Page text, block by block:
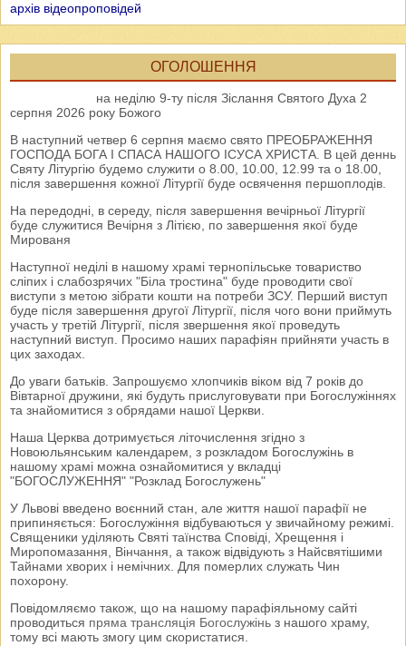
архів відеопроповідей
ОГОЛОШЕННЯ
на неділю 9-ту після Зіслання Святого Духа 2
серпня 2026 року Божого
В наступний четвер 6 серпня маємо свято ПРЕОБРАЖЕННЯ
ГОСПОДА БОГА І СПАСА НАШОГО ІСУСА ХРИСТА. В цей деннь
Святу Літургію будемо служити о 8.00, 10.00, 12.99 та о 18.00,
після завершення кожної Літургії буде освячення першоплодів.
На передодні, в середу, після завершення вечірньої Літургії
буде служитися Вечірня з Літією, по завершення якої буде
Мированя
Наступної неділі в нашому храмі тернопільське товариство
сліпих і слабозрячих "Біла тростина" буде проводити свої
виступи з метою зібрати кошти на потреби ЗСУ. Перший виступ
буде після завершення другої Літургії, після чого вони приймуть
участь у третій Літургії, після звершення якої проведуть
наступний виступ. Просимо наших парафіян прийняти участь в
цих заходах.
До уваги батьків. Запрошуємо хлопчиків віком від 7 років до
Вівтарної дружини, які будуть прислуговувати при Богослужіннях
та знайомитися з обрядами нашої Церкви.
Наша Церква дотримується літочислення згідно з
Новоюльянським календарем, з розкладом Богослужінь в
нашому храмі можна ознайомитися у вкладці
"БОГОСЛУЖЕННЯ" "Розклад Богослужень"
У Львові введено воєнний стан, але життя нашої парафії не
припиняється: Богослужіння відбуваються у звичайному режимі.
Священики уділяють Святі таїнства Сповіді, Хрещення і
Миропомазання, Вінчання, а також відвідують з Найсвятішими
Тайнами хворих і немічних. Для померлих служать Чин
похорону.
Повідомляємо також, що на нашому парафіяльному сайті
проводиться пряма трансляція Богослужінь з нашого храму,
тому всі мають змогу цим скористатися.